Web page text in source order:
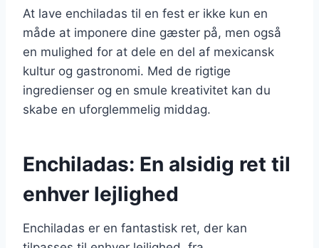
At lave enchiladas til en fest er ikke kun en
måde at imponere dine gæster på, men også
en mulighed for at dele en del af mexicansk
kultur og gastronomi. Med de rigtige
ingredienser og en smule kreativitet kan du
skabe en uforglemmelig middag.
Enchiladas: En alsidig ret til
enhver lejlighed
Enchiladas er en fantastisk ret, der kan